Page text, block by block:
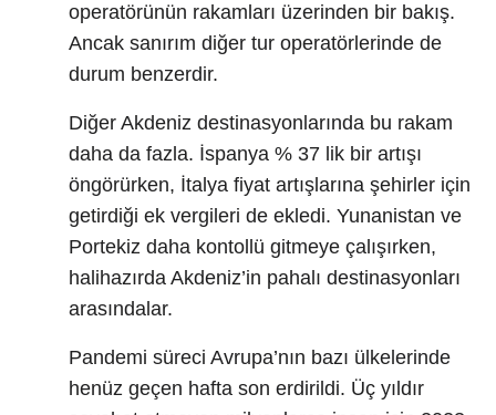
operatörünün rakamları üzerinden bir bakış.
Ancak sanırım diğer tur operatörlerinde de
durum benzerdir.
Diğer Akdeniz destinasyonlarında bu rakam
daha da fazla. İspanya % 37 lik bir artışı
öngörürken, İtalya fiyat artışlarına şehirler için
getirdiği ek vergileri de ekledi. Yunanistan ve
Portekiz daha kontollü gitmeye çalışırken,
halihazırda Akdeniz’in pahalı destinasyonları
arasındalar.
Pandemi süreci Avrupa’nın bazı ülkelerinde
henüz geçen hafta son erdirildi. Üç yıldır